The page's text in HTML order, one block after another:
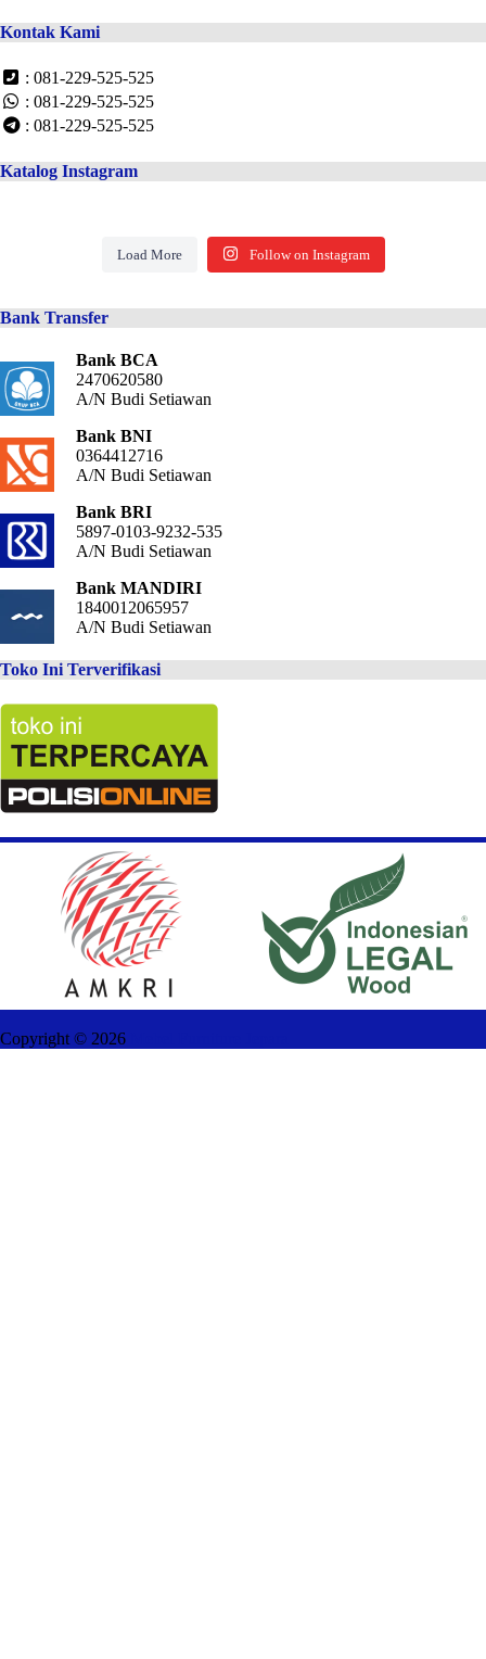
Kontak Kami
: 081-229-525-525
: 081-229-525-525
: 081-229-525-525
Katalog Instagram
Load More Follow on Instagram
Bank Transfer
Bank BCA
2470620580
A/N Budi Setiawan
Bank BNI
0364412716
A/N Budi Setiawan
Bank BRI
5897-0103-9232-535
A/N Budi Setiawan
Bank MANDIRI
1840012065957
A/N Budi Setiawan
Toko Ini Terverifikasi
Copyright © 2026